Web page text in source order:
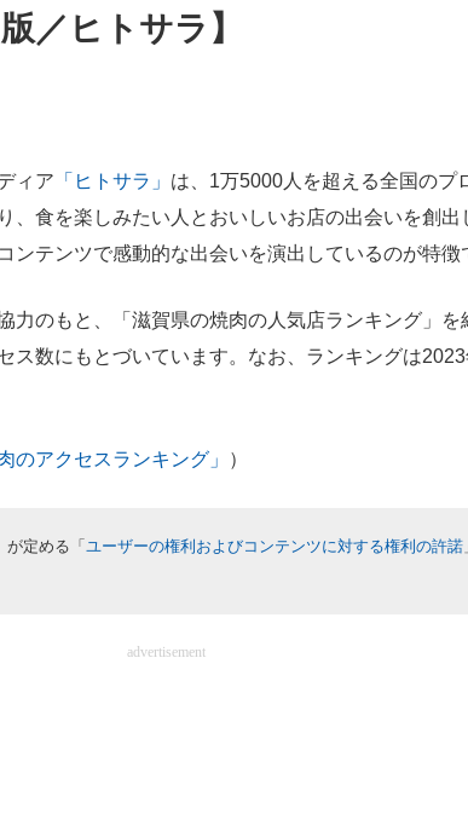
／ヒトサラ】
ィア 「ヒトサラ」 は、1万5000人を超える全国のプ
、食を楽しみたい人とおいしいお店の出会いを創出
ンテンツで感動的な出会いを演出しているのが特徴
のもと、「滋賀県の焼肉の人気店ランキング」を
ス数にもとづいています。なお、ランキングは
のアクセスランキング」 ）
定める「 ユーザーの権利およびコンテンツに対する権利の許諾
advertisement